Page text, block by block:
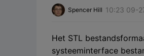
Spencer Hill 10:23 09-
Het STL
systeeminterface